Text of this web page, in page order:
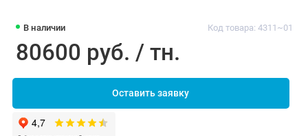
В наличии Код товара: 4311~01
80600 руб. / тн.
Оставить заявку